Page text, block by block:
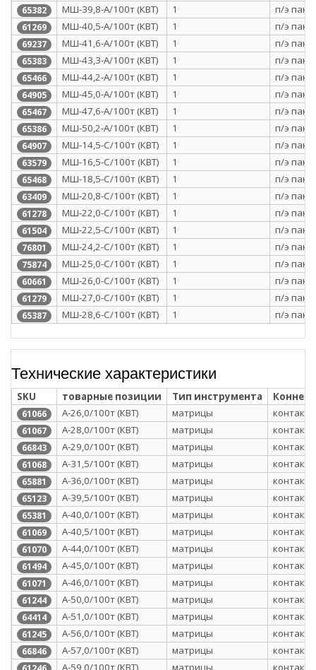
65382 МШ-39,8-А/100т (КВТ) 1 п/э
61269 МШ-40,5-А/100т (КВТ) 1 п/э
69237 МШ-41,6-А/100т (КВТ) 1 п/э
65383 МШ-43,3-А/100т (КВТ) 1 п/э
65466 МШ-44,2-А/100т (КВТ) 1 п/э
64905 МШ-45,0-А/100т (КВТ) 1 п/э
65467 МШ-47,6-А/100т (КВТ) 1 п/э
65386 МШ-50,2-А/100т (КВТ) 1 п/э
64907 МШ-14,5-С/100т (КВТ) 1 п/э
63579 МШ-16,5-С/100т (КВТ) 1 п/э
65468 МШ-18,5-С/100т (КВТ) 1 п/э
63409 МШ-20,8-С/100т (КВТ) 1 п/э
61278 МШ-22,0-С/100т (КВТ) 1 п/э
61504 МШ-22,5-С/100т (КВТ) 1 п/э
76801 МШ-24,2-С/100т (КВТ) 1 п/э
75874 МШ-25,0-С/100т (КВТ) 1 п/э
60661 МШ-26,0-С/100т (КВТ) 1 п/э
61279 МШ-27,0-С/100т (КВТ) 1 п/э
65387 МШ-28,6-С/100т (КВТ) 1 п/э
Технические характеристики
SKU товарные позиции Тип инструмента
61066 А-26,0/100т (КВТ) матрицы
61067 А-28,0/100т (КВТ) матрицы
66843 А-29,0/100т (КВТ) матрицы
61068 А-31,5/100т (КВТ) матрицы
65881 А-36,0/100т (КВТ) матрицы
65123 А-39,5/100т (КВТ) матрицы
65381 А-40,0/100т (КВТ) матрицы
61069 А-40,5/100т (КВТ) матрицы
61070 А-44,0/100т (КВТ) матрицы
61494 А-45,0/100т (КВТ) матрицы
61071 А-46,0/100т (КВТ) матрицы
61244 А-50,0/100т (КВТ) матрицы
64414 А-51,0/100т (КВТ) матрицы
61245 А-56,0/100т (КВТ) матрицы
66846 А-57,0/100т (КВТ) матрицы
А-59,0/100т (КВТ) матрицы